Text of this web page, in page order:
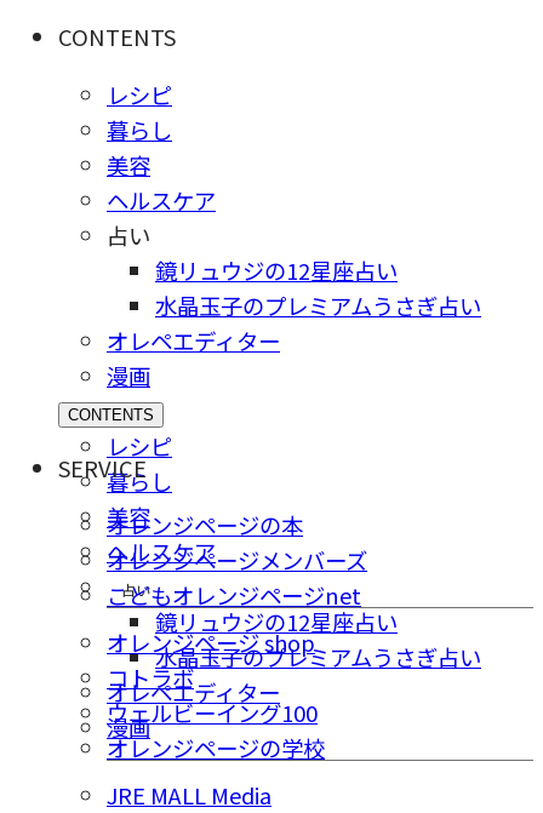
CONTENTS
レシピ
暮らし
美容
ヘルスケア
占い
鏡リュウジの12星座占い
水晶玉子のプレミアムうさぎ占い
オレペエディター
漫画
CONTENTS
レシピ
暮らし
美容
ヘルスケア
占い
鏡リュウジの12星座占い
水晶玉子のプレミアムうさぎ占い
オレペエディター
漫画
SERVICE
オレンジページの本
オレンジページメンバーズ
こどもオレンジページnet
オレンジページ shop
コトラボ
ウェルビーイング100
オレンジページの学校
JRE MALL Media